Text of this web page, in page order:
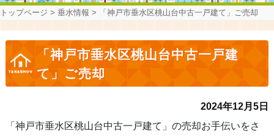
トップページ > 垂水情報 > 「神戸市垂水区桃山台中古一戸建て」ご売却
「神戸市垂水区桃山台中古一戸建
て」ご売却
2024年12月5日
「神戸市垂水区桃山台中古一戸建て」の売却お手伝いをさ